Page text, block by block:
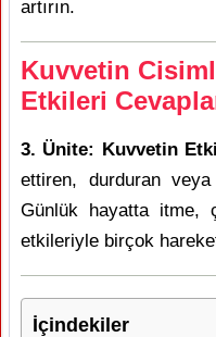
artırın.
Kuvvetin
Etkileri
3. Ünite: Kuvvetin
ettiren, durduran
Günlük hayatta itme,
etkileriyle birçok
İçindekiler